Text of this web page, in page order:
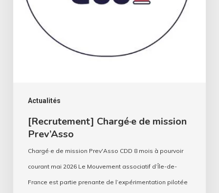
Actualités
[Recrutement] Chargé·e de mission
Prev’Asso
Chargé·e de mission Prev'Asso CDD 8 mois à pourvoir
courant mai 2026 Le Mouvement associatif d’Île-de-
France est partie prenante de l’expérimentation pilotée